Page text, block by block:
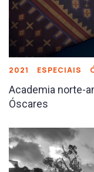
2021 ESPECIAIS
Academia norte-
Óscares